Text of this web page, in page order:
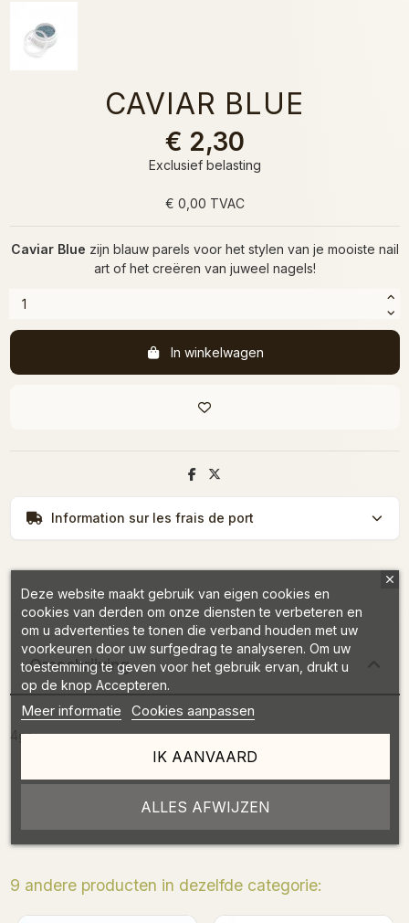
CAVIAR BLUE
€ 2,30
Exclusief belasting
€ 0,00 TVAC
Caviar Blue zijn blauw parels voor het stylen van je mooiste nail
art of het creëren van juweel nagels!
In winkelwagen
Information sur les frais de port
Omschrijving
4gr
9 andere producten in dezelfde categorie:
Binnenkort op voorraad
Deze website maakt gebruik van eigen cookies en
cookies van derden om onze diensten te verbeteren en
om u advertenties te tonen die verband houden met uw
voorkeuren door uw surfgedrag te analyseren. Om uw
toestemming te geven voor het gebruik ervan, drukt u
op de knop Accepteren.
Meer informatie Cookies aanpassen
ALLES AFWIJZEN
IK AANVAARD